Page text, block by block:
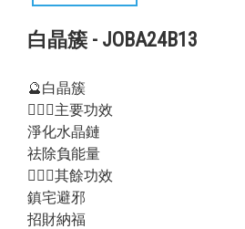
白晶簇 - JOBA24B13
🔮白晶簇
💁🏻‍♀️主要功效
淨化水晶鏈
祛除負能量
💁🏻‍♂️其餘功效
鎮宅避邪
招財納福